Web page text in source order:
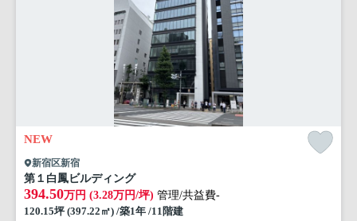
NEW
新宿区新宿
第１白鳳ビルディング
394.50万円 (3.28万円/坪) 管理/共益費-
120.15坪 (397.22㎡) /築1年 /11階建